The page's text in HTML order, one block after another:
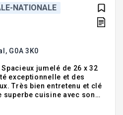
NATIONALE
G0A 3K0
jumelé de 26 x 32
exceptionnelle et des
Très bien entretenu et clé
superbe cuisine avec son
foyer de pierre au